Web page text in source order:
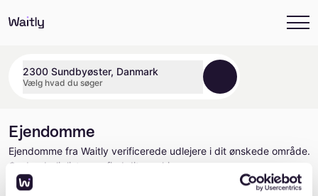
2300 Sundbyøster, Danmark
Vælg hvad du søger
Ejendomme
Ejendomme fra Waitly verificerede udlejere i dit ønskede område.
Opdag boliglister og find dit nye hjem